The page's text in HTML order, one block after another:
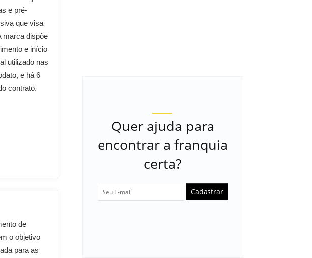
e pré-
que visa
marca dispõe
e início
utilizado nas
e há 6
contrato.
de
o objetivo
para as
Quer ajuda para
encontrar a franquia
certa?
Cadastrar